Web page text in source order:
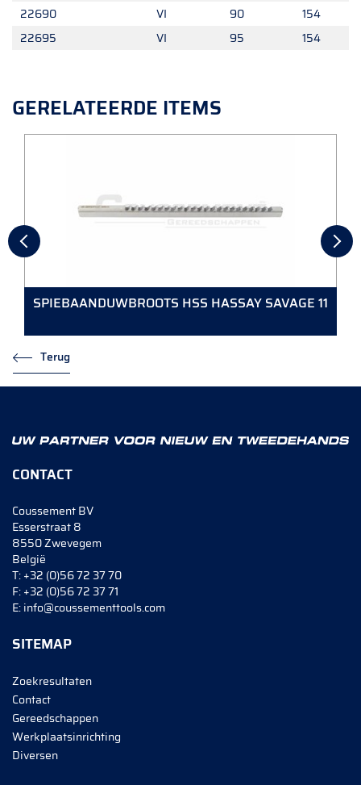
22690
VI 90
154
22695
VI 95 154
GERELATEERDE ITEMS
SPIEBAANDUWBROOTS HSS HASSAY SAVAGE 11
Terug
CONTACT
Coussement BV
Esserstraat 8
8550 Zwevegem
België
T:+32 (0)56 72 37 70
F:+32 (0)56 72 37 71
E:info@coussementtools.com
SITEMAP
Zoekresultaten
Contact
Gereedschappen
Werkplaatsinrichting
Diversen